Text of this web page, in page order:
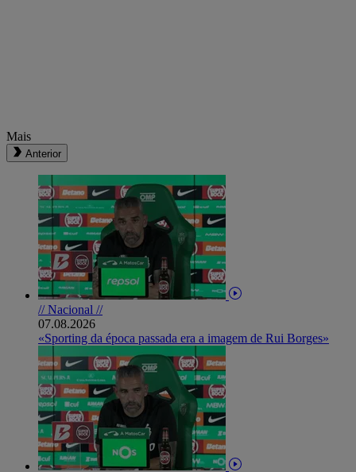
Mais
Anterior
// Nacional //
07.08.2026
«Sporting da época passada era a imagem de Rui Borges»